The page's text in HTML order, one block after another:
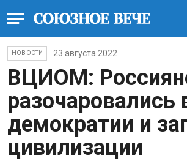
НОВОСТИ 23 августа 2022
ВЦИОМ:
разочаровались
демократии и
цивилизации